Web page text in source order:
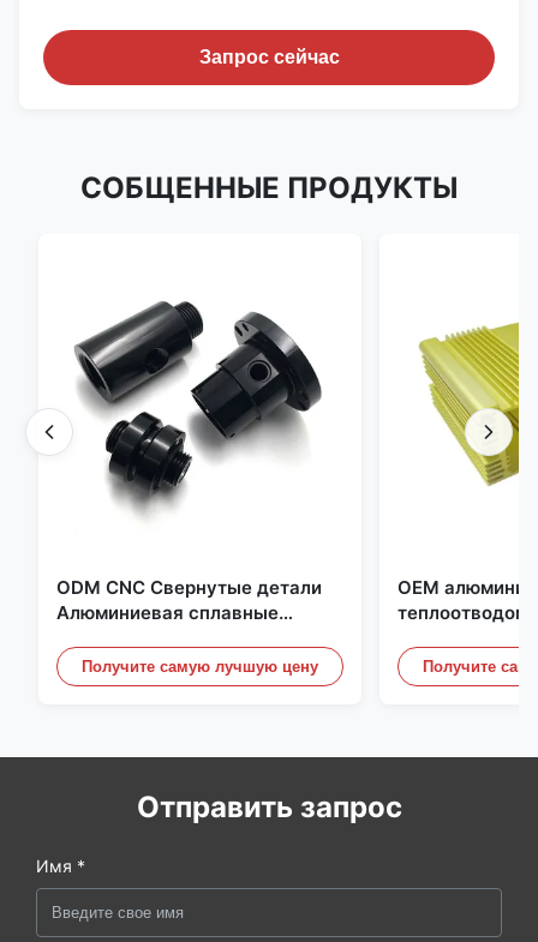
Запрос сейчас
СОБЩЕННЫЕ ПРОДУКТЫ
ODM CNC Свернутые детали
Алюминиевая сплавные
анодированием
Получите самую лучшую цену
OEM
теплоотводом
Получите
Отправить запрос
Имя *